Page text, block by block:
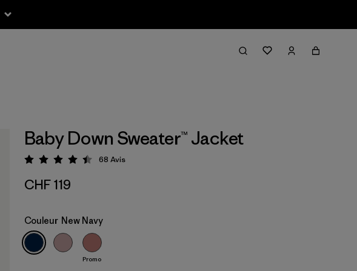
Baby Down Sweater™ Jacket
Évaluation: 4.4 / 5
68 Avis
CHF 119
Couleur New Navy
Promo